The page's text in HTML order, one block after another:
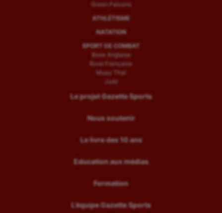
Green Falcons
ATHLÉTISME
NATATION
SPORT DE COMBAT
Boxe Anglaise
Boxe Française
Muay Thaï
Judo
Le projet Gazette Sports
Nous soutenir
Le livre des 10 ans
Education aux médias
Formation
L’équipe Gazette Sports